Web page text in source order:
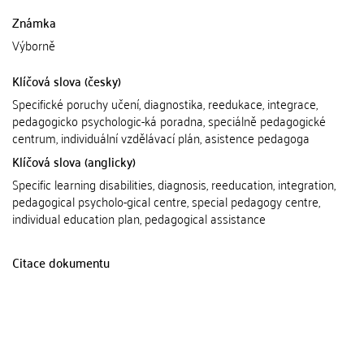
Známka
Výborně
Klíčová slova (česky)
Specifické poruchy učení, diagnostika, reedukace, integrace,
pedagogicko psychologic-ká poradna, speciálně pedagogické
centrum, individuální vzdělávací plán, asistence pedagoga
Klíčová slova (anglicky)
Specific learning disabilities, diagnosis, reeducation, integration,
pedagogical psycholo-gical centre, special pedagogy centre,
individual education plan, pedagogical assistance
Citace dokumentu